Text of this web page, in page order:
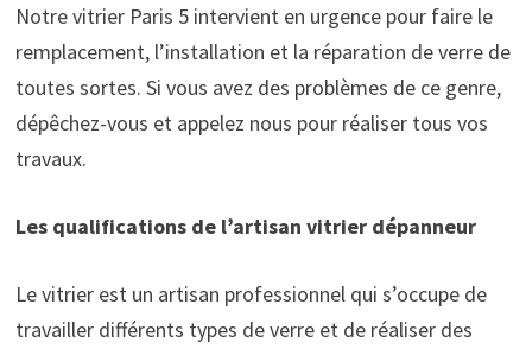
Notre vitrier Paris 5 intervient en urgence pour faire le
remplacement, l’installation et la réparation de verre de
toutes sortes. Si vous avez des problèmes de ce genre,
dépêchez-vous et appelez nous pour réaliser tous vos
travaux.
Les qualifications de l’artisan vitrier dépanneur
Le vitrier est un artisan professionnel qui s’occupe de
travailler différents types de verre et de réaliser des